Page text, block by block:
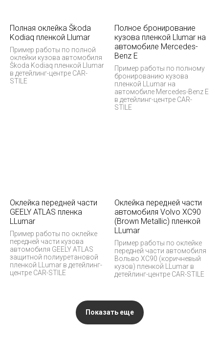
Полная оклейка Škoda
Kodiaq пленкой Llumar
Пример работы по полной
оклейки кузова автомобиля
Škoda Kodiaq пленкой Llumar
в детейлинг-центре CAR-
STILE
Полное бронирование
кузова пленкой Llumar на
автомобиле Mercedes-
Benz E
Пример работы по полному
бронированию кузова
пленкой LLumar на
автомобиле Mercedes-Benz E
в детейлинг-центре CAR-
STILE
Оклейка передней части
GEELY ATLAS пленка
LLumar
Пример работы по оклейке
передней части кузова
автомобиля GEELY ATLAS
защитной полиуретановой
пленкой LLumar в детейлинг-
центре CAR-STILE
Оклейка передней части
автомобиля Volvo XC90
(Brown Metallic) пленкой
LLumar
Пример работы по оклейке
передней части автомобиля
Вольво XC90 (коричневый
кузов) пленкой LLumar в
детейлинг-центре CAR-STILE
Показать еще